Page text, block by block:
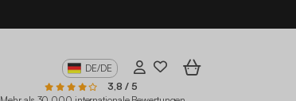
DE/DE
3,8 / 5